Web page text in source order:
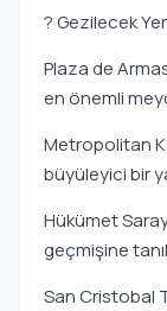
? Gezilecek
Plaza de
en önemli
Metropolitan
büyüleyici bir
Hükümet
geçmişine
San Cristobal